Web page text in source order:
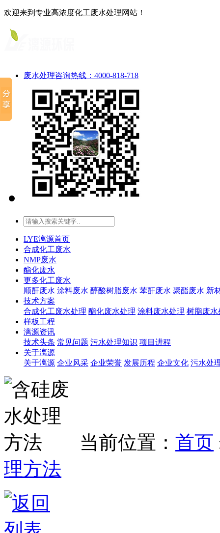
欢迎来到专业高浓度化工废水处理网站！
废水处理咨询热线：4000-818-718
LYE漓源首页
合成化工废水
NMP废水
酯化废水
更多化工废水
顺酐废水 涂料废水 醇酸树脂废水 苯酐废水 聚酯废水 新
技术方案
合成化工废水处理 酯化废水处理 涂料废水处理 树脂废水
样板工程
漓源资讯
技术头条 常见问题 污水处理知识 项目进程
关于漓源
关于漓源 企业风采 企业荣誉 发展历程 企业文化 污水处
当前位置： 首页
理方法